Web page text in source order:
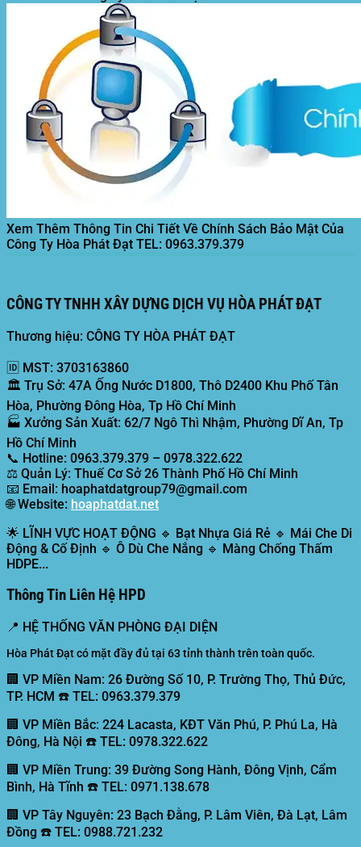
Xem Thêm Thông Tin Chi Tiết Về Chính Sách Bảo Mật Của
Công Ty Hòa Phát Đạt TEL: 0963.379.379
CÔNG TY TNHH XÂY DỰNG DỊCH VỤ HÒA PHÁT ĐẠT
Thương hiệu: CÔNG TY HÒA PHÁT ĐẠT
🆔 MST: 3703163860
🏛️ Trụ Sở: 47A Ống Nước D1800, Thô D2400 Khu Phố Tân
Hòa, Phường Đông Hòa, Tp Hồ Chí Minh
🏭 Xưởng Sản Xuất: 62/7 Ngô Thì Nhậm, Phường Dĩ An, Tp
Hồ Chí Minh
📞 Hotline: 0963.379.379 – 0978.322.622
⚖️ Quản Lý: Thuế Cơ Sở 26 Thành Phố Hồ Chí Minh
📧 Email: hoaphatdatgroup79@gmail.com
🌐Website: hoaphatdat.net
🌟 LĨNH VỰC HOẠT ĐỘNG 🔹 Bạt Nhựa Giá Rẻ 🔹 Mái Che Di
Động & Cố Định 🔹 Ô Dù Che Nắng 🔹 Màng Chống Thấm
HDPE...
Thông Tin Liên Hệ HPD
📍 HỆ THỐNG VĂN PHÒNG ĐẠI DIỆN
Hòa Phát Đạt có mặt đầy đủ tại 63 tỉnh thành trên toàn quốc.
🏢 VP Miền Nam: 26 Đường Số 10, P. Trường Thọ, Thủ Đức,
TP. HCM ☎️ TEL: 0963.379.379
🏢 VP Miền Bắc: 224 Lacasta, KĐT Văn Phú, P. Phú La, Hà
Đông, Hà Nội ☎️ TEL: 0978.322.622
🏢 VP Miền Trung: 39 Đường Song Hành, Đông Vịnh, Cẩm
Bình, Hà Tĩnh ☎️ TEL: 0971.138.678
🏢 VP Tây Nguyên: 23 Bạch Đằng, P. Lâm Viên, Đà Lạt, Lâm
Đồng ☎️ TEL: 0988.721.232